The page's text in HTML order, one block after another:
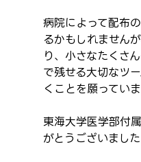
病院によって配布
るかもしれません
り、小さなたくさ
で残せる大切なツ
くことを願ってい
東海大学医学部付
がとうございました